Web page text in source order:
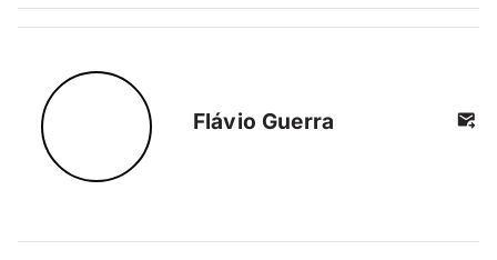
Flávio Guerra